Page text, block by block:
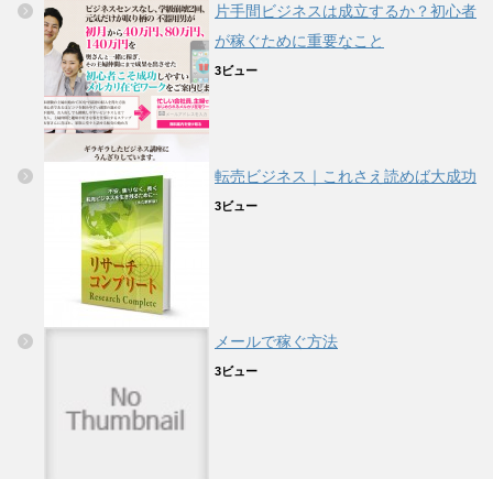
片手間ビジネスは成立するか？初心者
が稼ぐために重要なこと
3ビュー
転売ビジネス｜これさえ読めば大成功
3ビュー
メールで稼ぐ方法
3ビュー